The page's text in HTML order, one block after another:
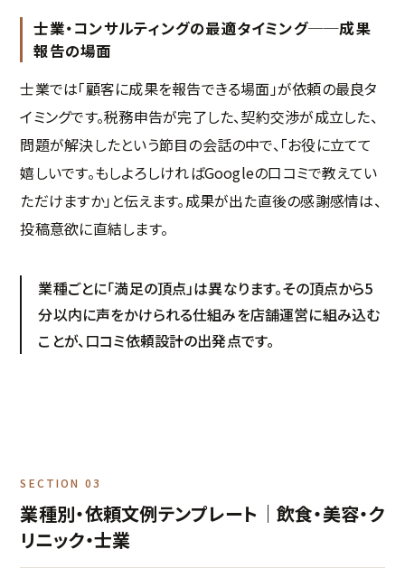
士業・コンサルティングの最適タイミング──成果
報告の場面
士業では「顧客に成果を報告できる場面」が依頼の最良タ
イミングです。税務申告が完了した、契約交渉が成立した、
問題が解決したという節目の会話の中で、「お役に立てて
嬉しいです。もしよろしければGoogleの口コミで教えてい
ただけますか」と伝えます。成果が出た直後の感謝感情は、
投稿意欲に直結します。
業種ごとに「満足の頂点」は異なります。その頂点から5
分以内に声をかけられる仕組みを店舗運営に組み込む
ことが、口コミ依頼設計の出発点です。
SECTION 03
業種別・依頼文例テンプレート｜飲食・美容・ク
リニック・士業